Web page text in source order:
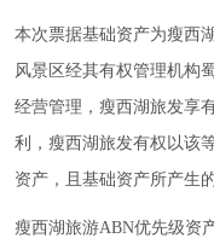
本次票据基础资产为瘦西
风景区经其有权管理机构
经营管理，瘦西湖旅发享
利，瘦西湖旅发有权以该
资产，且基础资产所产生
瘦西湖旅游ABN优先级资